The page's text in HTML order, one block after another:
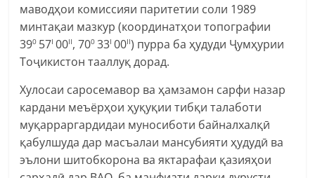
маводҳои комиссияи паритетии соли 1989
минтақаи мазкур (координатҳои топографии
390 57I00II, 700 33I00II) пурра ба ҳудуди Ҷумҳурии
Тоҷикистон тааллуқ дорад.
Хулосаи саросемавор ва ҳамзамон сарфи назар
кардани меъёрҳои ҳуқуқии тибқи талаботи
муқарраргардидаи муносиботи байналхалқӣ
қабулшуда дар масъалаи мансубияти ҳудудӣ ва
эълони шитобкорона ва яктарафаи қазияҳои